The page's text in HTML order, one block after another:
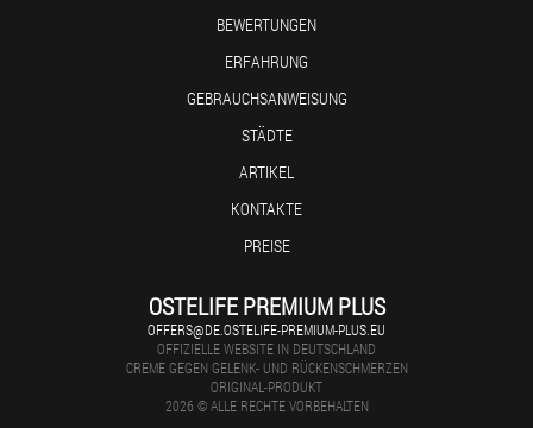
BEWERTUNGEN
ERFAHRUNG
GEBRAUCHSANWEISUNG
STÄDTE
ARTIKEL
KONTAKTE
PREISE
OSTELIFE PREMIUM PLUS
OFFERS@DE.OSTELIFE-PREMIUM-PLUS.EU
OFFIZIELLE WEBSITE IN DEUTSCHLAND
CREME GEGEN GELENK- UND RÜCKENSCHMERZEN
ORIGINAL-PRODUKT
2026 © ALLE RECHTE VORBEHALTEN